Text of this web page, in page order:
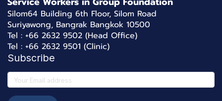
Silom64 Building 6th Floor, Silom Road
Suriyawong, Bangrak Bangkok 10500
Tel : +66 2632 9502 (Head Office)
Tel : +66 2632 9501 (Clinic)
Subscribe